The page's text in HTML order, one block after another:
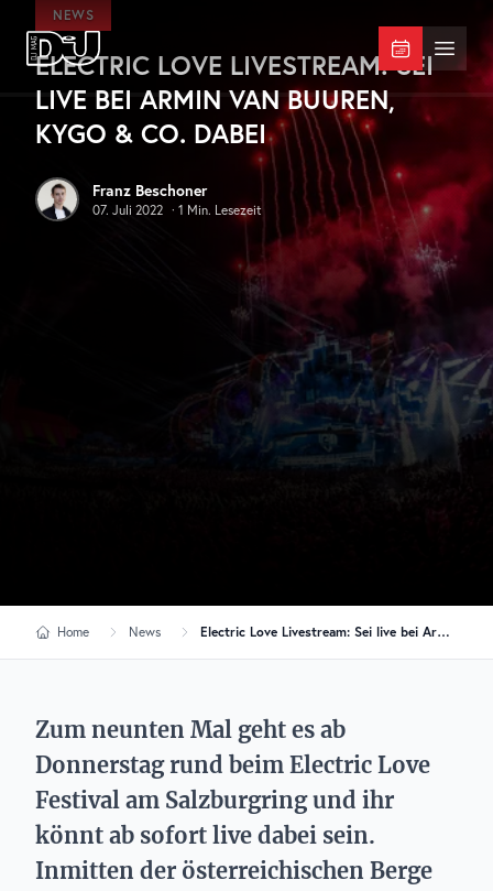
Zum Hauptinhalt springen
DJ Mag Germany Menü
NEWS
ELECTRIC LOVE LIVESTREAM: SEI
LIVE BEI ARMIN VAN BUUREN,
KYGO & CO. DABEI
Franz Beschoner
07. Juli 2022 · 1 Min. Lesezeit
Home News Electric Love Livestream: Sei live bei Armin van Buuren, Kygo & Co. dabei
Zum neunten Mal geht es ab
Donnerstag rund beim Electric Love
Festival am Salzburgring und ihr
könnt ab sofort live dabei sein.
Inmitten der österreichischen Berge